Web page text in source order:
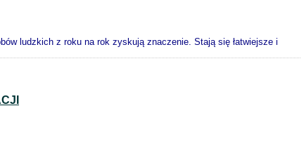
ludzkich z roku na rok zyskują znaczenie. Stają się łatwiejsze i